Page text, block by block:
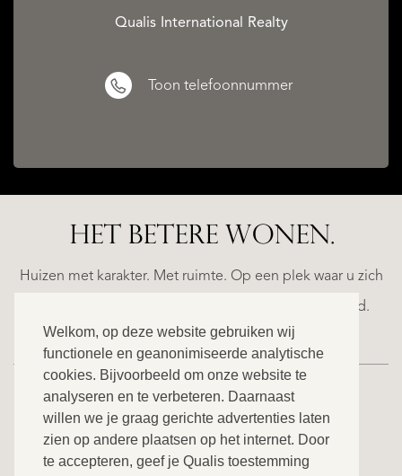
Welkom, op deze website gebruiken wij
functionele en geanonimiseerde analytische
cookies. Bijvoorbeeld om onze website te
analyseren en te verbeteren. Daarnaast
willen we je graag gerichte advertenties laten
zien op andere plaatsen op het internet. Door
te accepteren, geef je Qualis toestemming
Qualis International Realty
Toon telefoonnummer
HET BETERE WONEN.
Huizen met karakter. Met ruimte. Op een plek waar u zich
helemaal thuis voelt. Ontdek ons exclusieve aanbod.
NIEUW
ESTEPONA
NACARE
BEKIJK ONS VOLLEDIGE AANBOD